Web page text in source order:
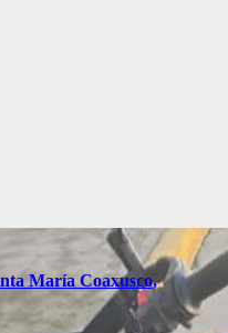
María Coaxusco,